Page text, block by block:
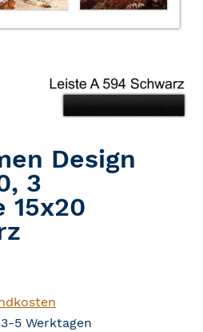
Design
3
15x20
3-5 Werktagen
springen